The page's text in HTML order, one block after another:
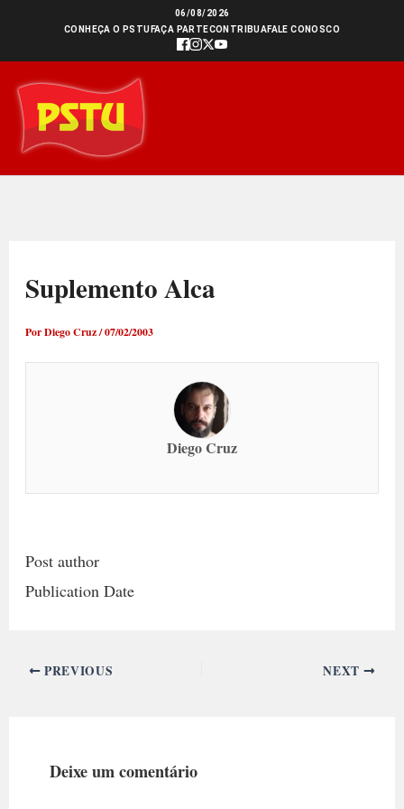
conteúdo
06/08/2026
CONHEÇA O PSTU FAÇA PARTECONTRIBUAFALE CONOSCO
Suplemento Alca
PorDiego Cruz/07/02/2003
Diego Cruz
Post author
Publication Date
PREVIOUS NEXT
Deixe um comentário